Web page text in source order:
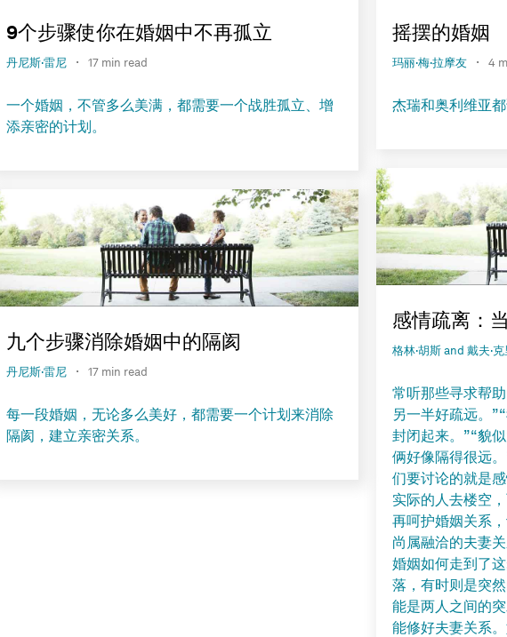
9个步骤使你在婚姻中不再孤立
丹尼斯·雷尼 · 17 min read
一个婚姻，不管多么美满，都需要一个战胜孤立、增
添亲密的计划。
九个步骤消除婚姻中的隔阂
丹尼斯·雷尼 · 17 min read
每一段婚姻，无论多么美好，都需要一个计划来消除
隔阂，建立亲密关系。
摇摆的婚姻
玛丽·梅·拉摩友 · 4
杰瑞和奥利维亚
感情疏离：
格林·胡斯 and 戴夫·
常听那些寻求帮
另一半好疏远。
封闭起来。”“貌
俩好像隔得很远
们要讨论的就是
实际的人去楼空
再呵护婚姻关系
尚属融洽的夫妻
婚姻如何走到了
落，有时则是突
能是两人之间的
能修好夫妻关系